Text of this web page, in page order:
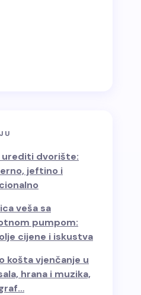
urediti dvorište:
jeftino i
veša sa
pumpom:
cijene i iskustva
košta vjenčanje u
hrana i muzika,